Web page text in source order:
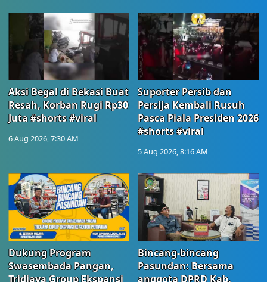
Aksi Begal di Bekasi Buat
Resah, Korban Rugi Rp30
Juta #shorts #viral
6 Aug 2026, 7:30 AM
Suporter Persib dan
Persija Kembali Rusuh
Pasca Piala Presiden 2026
#shorts #viral
5 Aug 2026, 8:16 AM
Dukung Program
Swasembada Pangan,
Tridjaya Group Ekspansi
Bincang-bincang
Pasundan: Bersama
anggota DPRD Kab.